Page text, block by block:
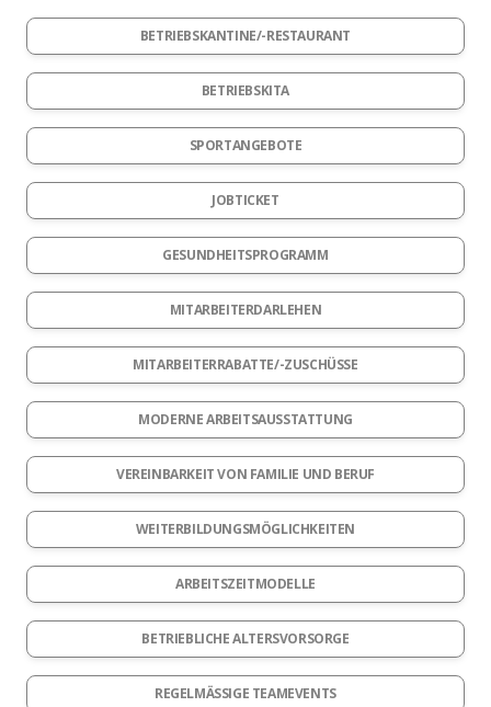
BETRIEBSKANTINE/-RESTAURANT
BETRIEBSKITA
SPORTANGEBOTE
JOBTICKET
GESUNDHEITSPROGRAMM
MITARBEITERDARLEHEN
MITARBEITERRABATTE/-ZUSCHÜSSE
MODERNE ARBEITSAUSSTATTUNG
VEREINBARKEIT VON FAMILIE UND BERUF
WEITERBILDUNGSMÖGLICHKEITEN
ARBEITSZEITMODELLE
BETRIEBLICHE ALTERSVORSORGE
REGELMÄSSIGE TEAMEVENTS